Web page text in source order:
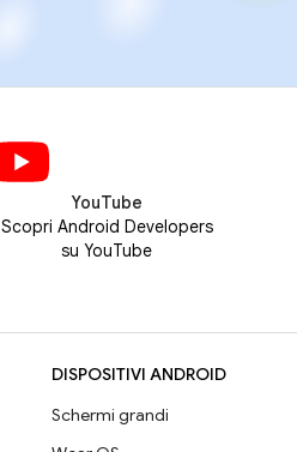
YouTube
Scopri Android Developers
su YouTube
DISPOSITIVI ANDROID
Schermi grandi